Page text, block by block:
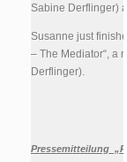
Sabine Derflinger)
Susanne just
– The Mediator“, a
Derflinger).
Pressemitteilung